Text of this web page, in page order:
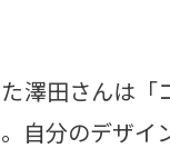
澤田さんは「
自分のデザイ